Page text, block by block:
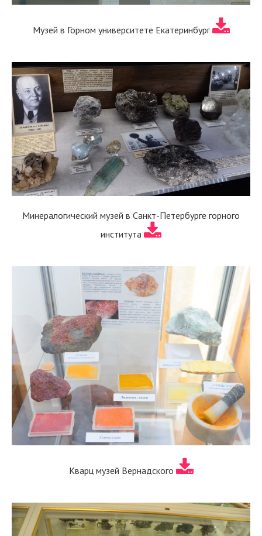
Музей в Горном университете Екатеринбург
Минералогический музей в Санкт-Петербурге горного
института
Кварц музей Вернадского